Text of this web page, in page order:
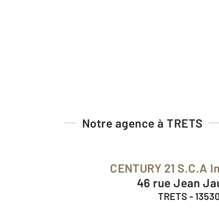
Notre agence à TRETS
CENTURY 21 S.C.A
46 rue Jean
TRETS -